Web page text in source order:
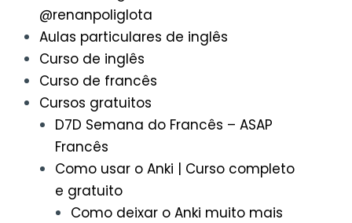
@renanpoliglota
Aulas particulares de inglês
Curso de inglês
Curso de francês
Cursos gratuitos
D7D Semana do Francês – ASAP
Francês
Como usar o Anki | Curso completo
e gratuito
Como deixar o Anki muito mais